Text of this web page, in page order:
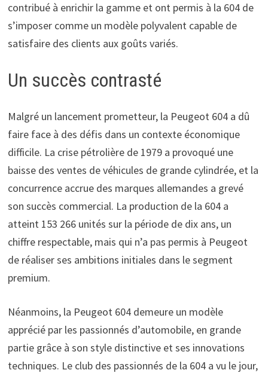
contribué à enrichir la gamme et ont permis à la 604 de
s’imposer comme un modèle polyvalent capable de
satisfaire des clients aux goûts variés.
Un succès contrasté
Malgré un lancement prometteur, la Peugeot 604 a dû
faire face à des défis dans un contexte économique
difficile. La crise pétrolière de 1979 a provoqué une
baisse des ventes de véhicules de grande cylindrée, et la
concurrence accrue des marques allemandes a grevé
son succès commercial. La production de la 604 a
atteint 153 266 unités sur la période de dix ans, un
chiffre respectable, mais qui n’a pas permis à Peugeot
de réaliser ses ambitions initiales dans le segment
premium.
Néanmoins, la Peugeot 604 demeure un modèle
apprécié par les passionnés d’automobile, en grande
partie grâce à son style distinctive et ses innovations
techniques. Le club des passionnés de la 604 a vu le jour,